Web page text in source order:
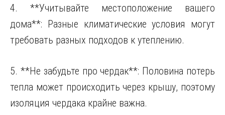
4. **Учитывайте местоположение вашего
дома**: Разные климатические условия могут
требовать разных подходов к утеплению.
5. **Не забудьте про чердак**: Половина потерь
тепла может происходить через крышу, поэтому
изоляция чердака крайне важна.